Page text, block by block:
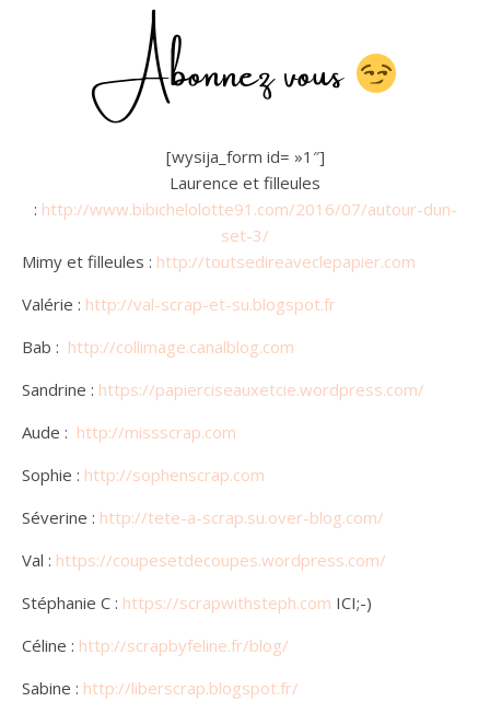
Abonnez vous
[wysija_form id= »1″]
Laurence et filleules
: http://www.bibichelolotte91.com/2016/07/autour-dun-
set-3/
Mimy et filleules : http://toutsedireaveclepapier.com
Valérie : http://val-scrap-et-su.blogspot.fr
Bab : http://collimage.canalblog.com
Sandrine : https://papierciseauxetcie.wordpress.com/
Aude : http://missscrap.com
Sophie : http://sophenscrap.com
Séverine : http://tete-a-scrap.su.over-blog.com/
Val : https://coupesetdecoupes.wordpress.com/
Stéphanie C : https://scrapwithsteph.com ICI;-)
Céline : http://scrapbyfeline.fr/blog/
Sabine : http://liberscrap.blogspot.fr/